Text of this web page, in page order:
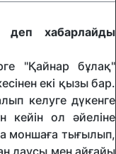
хабарлайды
"Қайнар бұлақ"
екі қызы бар.
келуге дүкенге
кейін ол әйеліне
моншаға тығылып,
даусы мен айғайы